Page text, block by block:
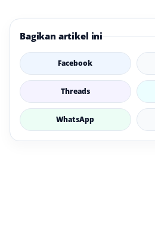
Bagikan artikel ini
Facebook
Threads
WhatsApp